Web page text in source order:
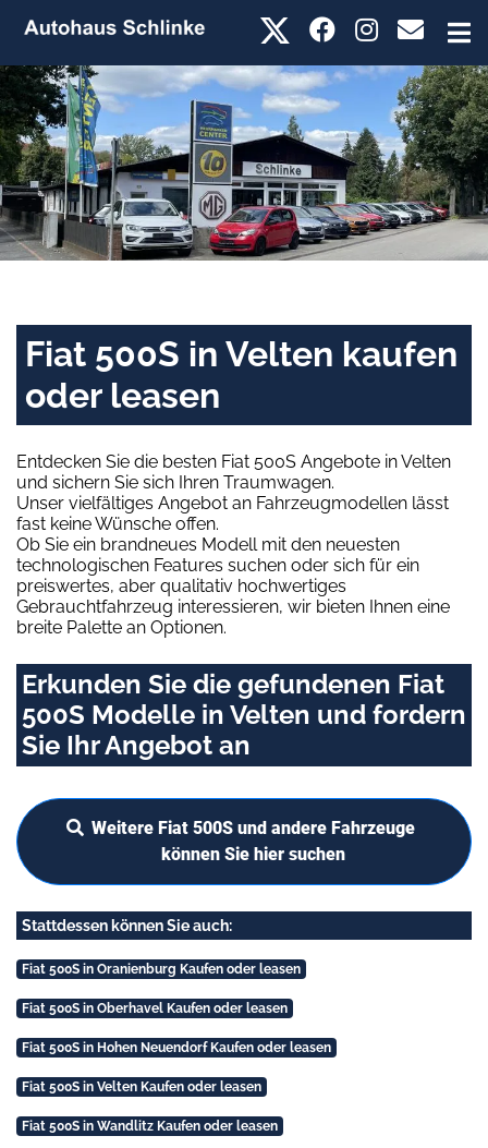
Fiat 500S in Velten kaufen
oder leasen
Entdecken Sie die besten Fiat 500S Angebote in Velten
und sichern Sie sich Ihren Traumwagen.
Unser vielfältiges Angebot an Fahrzeugmodellen lässt
fast keine Wünsche offen.
Ob Sie ein brandneues Modell mit den neuesten
technologischen Features suchen oder sich für ein
preiswertes, aber qualitativ hochwertiges
Gebrauchtfahrzeug interessieren, wir bieten Ihnen eine
breite Palette an Optionen.
Erkunden Sie die gefundenen Fiat
500S Modelle in Velten und fordern
Sie Ihr Angebot an
Weitere Fiat 500S und andere Fahrzeuge
können Sie hier suchen
Stattdessen können Sie auch:
Fiat 500S in Oranienburg Kaufen oder leasen
Fiat 500S in Oberhavel Kaufen oder leasen
Fiat 500S in Hohen Neuendorf Kaufen oder leasen
Fiat 500S in Velten Kaufen oder leasen
Fiat 500S in Wandlitz Kaufen oder leasen